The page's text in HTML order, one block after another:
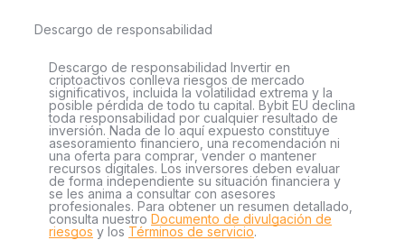
Descargo de responsabilidad
Descargo de responsabilidad Invertir en
criptoactivos conlleva riesgos de mercado
significativos, incluida la volatilidad extrema y la
posible pérdida de todo tu capital. Bybit EU declina
toda responsabilidad por cualquier resultado de
inversión. Nada de lo aquí expuesto constituye
asesoramiento financiero, una recomendación ni
una oferta para comprar, vender o mantener
recursos digitales. Los inversores deben evaluar
de forma independiente su situación financiera y
se les anima a consultar con asesores
profesionales. Para obtener un resumen detallado,
consulta nuestro Documento de divulgación de
riesgos y los Términos de servicio.